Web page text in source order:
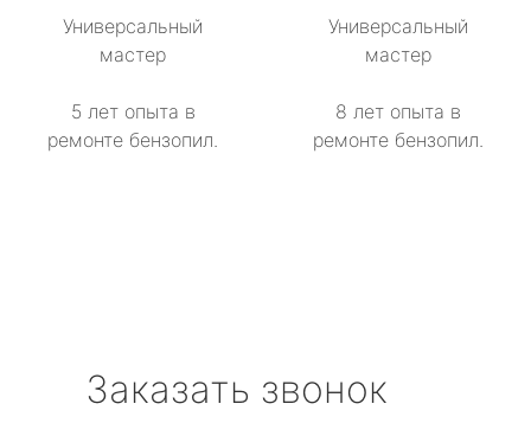
Универсальный
мастер
5 лет опыта в
ремонте бензопил.
Универсальный
мастер
8 лет опыта в
ремонте бензопил.
Заказать звонок